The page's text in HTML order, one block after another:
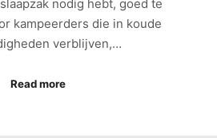
nodig hebt, goed te
kampeerders die in koude
verblijven,…
Read more